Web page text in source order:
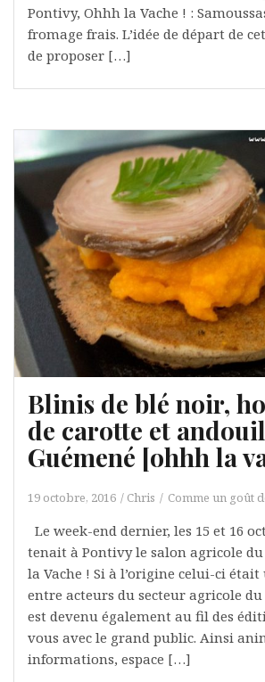
Pontivy, Ohhh la Vache ! :
fromage frais. L’idée de départ de
de proposer […]
Blinis de blé noir,
de carotte et
Guémené [ohhh la
19 octobre, 2016 Chris Comme un goût
Le week-end dernier, les 15 et 16
tenait à Pontivy le salon agricole
la Vache ! Si à l’origine celui-ci
entre acteurs du secteur agricole
est devenu également au fil des
vous avec le grand public. Ainsi
informations, espace […]